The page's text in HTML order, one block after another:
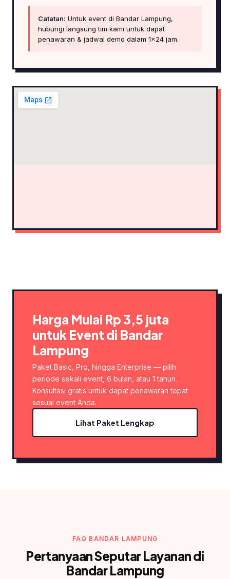
Catatan: Untuk event di Bandar Lampung,
hubungi langsung tim kami untuk dapat
penawaran & jadwal demo dalam 1×24 jam.
Harga Mulai Rp 3,5 juta
untuk Event di Bandar
Lampung
Paket Basic, Pro, hingga Enterprise — pilih
periode sekali event, 6 bulan, atau 1 tahun.
Konsultasi gratis untuk dapat penawaran tepat
sesuai event Anda.
Lihat Paket Lengkap
FAQ BANDAR LAMPUNG
Pertanyaan Seputar Layanan di
Bandar Lampung